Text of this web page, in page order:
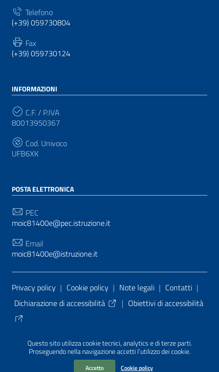
Questo sito utilizza cookie tecnici, analytics e di terze parti.
Proseguendo nella navigazione accetti l’utilizzo dei cookie.
Accetto Cookie policy
Telefono
(+39) 059730804
Fax
(+39) 059730124
INFORMAZIONI
C.F. / P.IVA
80013950367
Cod. Univoco
UFB6XK
POSTA ELETTRONICA
PEC
moic81400e@pec.istruzione.it
Email
moic81400e@istruzione.it
Sezione Link Utili
Privacy policy | Cookie policy | Note legali | Contatti |
Dichiarazione di accessibilità
| Obiettivi di accessibilità
PA di AgID
| Realizzato con WordPress
da